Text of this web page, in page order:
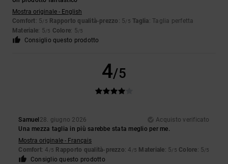
Mostra originale - English
Comfort: 5/5 Rapporto qualità-prezzo : 5/5 Taglia: Taglia perfetta
Materiale: 5/5 Colore: 5/5
Consiglio questo prodotto
4/5
Samuel 28. giugno 2026
Acquisto verificato
Una mezza taglia in più sarebbe stata meglio per me.
Mostra originale - Français
Comfort: 4 /5 Rapporto qualità-prezzo: 4 /5 Materiale: 5/5 Colore: 5/5
Consiglio questo prodotto